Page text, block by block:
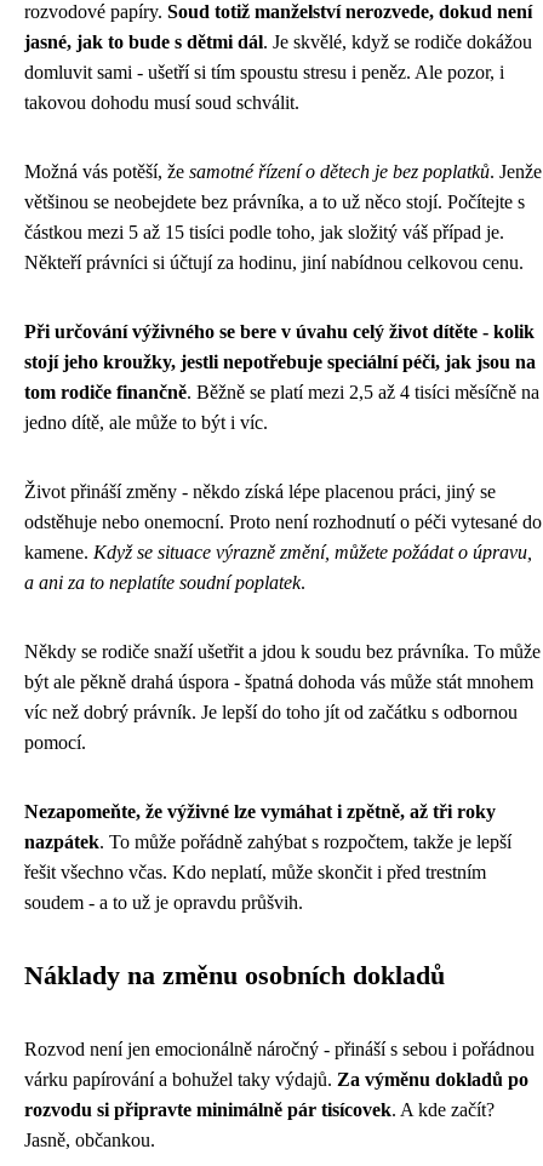
rozvodové papíry. Soud totiž manželství nerozvede, dokud není
jasné, jak to bude s dětmi dál. Je skvělé, když se rodiče dokážou
domluvit sami - ušetří si tím spoustu stresu i peněz. Ale pozor, i
takovou dohodu musí soud schválit.
Možná vás potěší, že samotné řízení o dětech je bez poplatků. Jenže
většinou se neobejdete bez právníka, a to už něco stojí. Počítejte s
částkou mezi 5 až 15 tisíci podle toho, jak složitý váš případ je.
Někteří právníci si účtují za hodinu, jiní nabídnou celkovou cenu.
Při určování výživného se bere v úvahu celý život dítěte - kolik
stojí jeho kroužky, jestli nepotřebuje speciální péči, jak jsou na
tom rodiče finančně. Běžně se platí mezi 2,5 až 4 tisíci měsíčně na
jedno dítě, ale může to být i víc.
Život přináší změny - někdo získá lépe placenou práci, jiný se
odstěhuje nebo onemocní. Proto není rozhodnutí o péči vytesané do
kamene. Když se situace výrazně změní, můžete požádat o úpravu,
a ani za to neplatíte soudní poplatek.
Někdy se rodiče snaží ušetřit a jdou k soudu bez právníka. To může
být ale pěkně drahá úspora - špatná dohoda vás může stát mnohem
víc než dobrý právník. Je lepší do toho jít od začátku s odbornou
pomocí.
Nezapomeňte, že výživné lze vymáhat i zpětně, až tři roky
nazpátek. To může pořádně zahýbat s rozpočtem, takže je lepší
řešit všechno včas. Kdo neplatí, může skončit i před trestním
soudem - a to už je opravdu průšvih.
Náklady na změnu osobních dokladů
Rozvod není jen emocionálně náročný - přináší s sebou i pořádnou
várku papírování a bohužel taky výdajů. Za výměnu dokladů po
rozvodu si připravte minimálně pár tisícovek. A kde začít?
Jasně, občankou.